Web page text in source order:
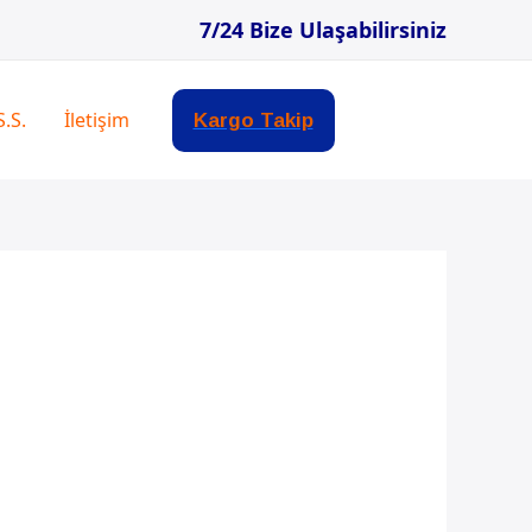
7/24 Bize Ulaşabilirsiniz
İletişim Kargo Takip